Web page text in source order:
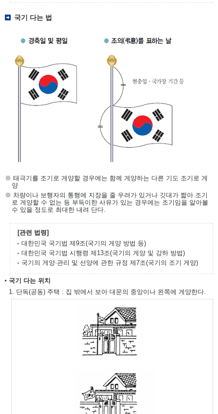
국기 다는 법
※ 태극기를 조기로 게양할 경우에는 함께 게양하는 다른 기도 조기로 게
양
※ 차량이나 보행자의 통행에 지장을 줄 우려가 있거나 깃대가 짧아 조기
로 게양할 수 없는 등 부득이한 사유가 있는 경우에는 조기임을 알아볼
수 있을 정도로 최대한 내려 단다.
[관련 법령]
대한민국 국기법 제9조(국기의 게양 방법 등)
대한민국 국기법 시행령 제13조(국기의 게양 및 강하 방법)
국기의 게양·관리 및 선양에 관한 규정 제7조(국기의 조기 게양)
국기 다는 위치
1. 단독(공동) 주택 : 집 밖에서 보아 대문의 중앙이나 왼쪽에 게양한다.